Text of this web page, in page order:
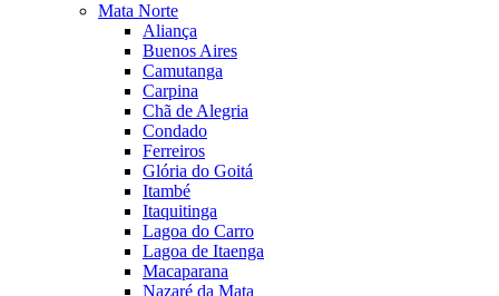
Mata Norte
Aliança
Buenos Aires
Camutanga
Carpina
Chã de Alegria
Condado
Ferreiros
Glória do Goitá
Itambé
Itaquitinga
Lagoa do Carro
Lagoa de Itaenga
Macaparana
Nazaré da Mata